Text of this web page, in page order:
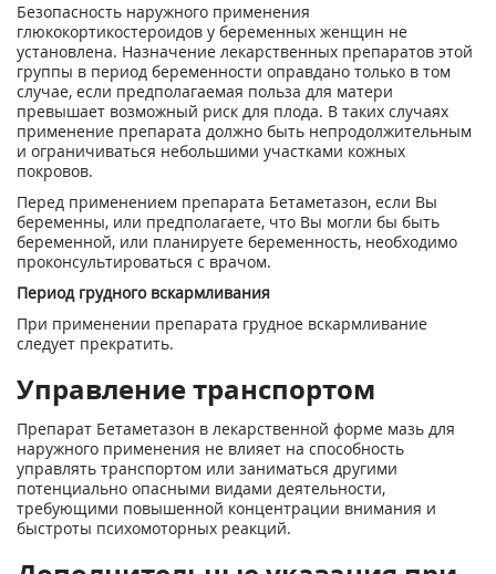
Безопасность наружного применения
глюкокортикостероидов у беременных женщин не
установлена. Назначение лекарственных препаратов этой
группы в период беременности оправдано только в том
случае, если предполагаемая польза для матери
превышает возможный риск для плода. В таких случаях
применение препарата должно быть непродолжительным
и ограничиваться небольшими участками кожных
покровов.
Перед применением препарата Бетаметазон, если Вы
беременны, или предполагаете, что Вы могли бы быть
беременной, или планируете беременность, необходимо
проконсультироваться с врачом.
Период грудного вскармливания
При применении препарата грудное вскармливание
следует прекратить.
Управление транспортом
Препарат Бетаметазон в лекарственной форме мазь для
наружного применения не влияет на способность
управлять транспортом или заниматься другими
потенциально опасными видами деятельности,
требующими повышенной концентрации внимания и
быстроты психомоторных реакций.